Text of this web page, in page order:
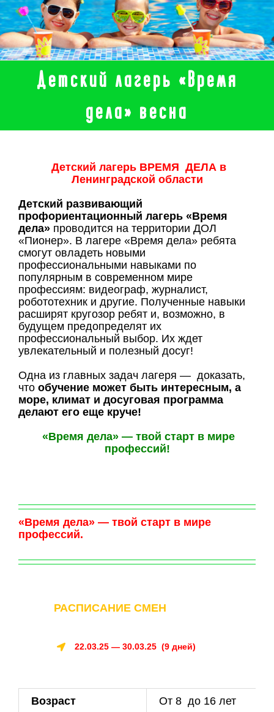
Детский лагерь «Время
дела» весна
Детский лагерь ВРЕМЯ ДЕЛА в
Ленинградской области
Детский развивающий
профориентационный лагерь «Время
дела» проводится на территории ДОЛ
«Пионер». В лагере «Время дела» ребята
смогут овладеть новыми
профессиональными навыками по
популярным в современном мире
профессиям: видеограф, журналист,
робототехник и другие. Полученные навыки
расширят кругозор ребят и, возможно, в
будущем предопределят их
профессиональный выбор. Их ждет
увлекательный и полезный досуг!
Одна из главных задач лагеря — доказать,
что обучение может быть интересным, а
море, климат и досуговая программа
делают его еще круче!
«Время дела» — твой старт в мире
профессий!
«Время дела» — твой старт в мире
профессий.
РАСПИСАНИЕ СМЕН
22.03.25 — 30.03.25 (9 дней)
Возраст От 8 до 16 лет